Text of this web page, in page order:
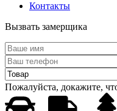
Контакты
Вызвать замерщика
Пожалуйста, докажите,